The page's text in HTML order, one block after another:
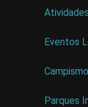
Eventos
Campismo
Parques